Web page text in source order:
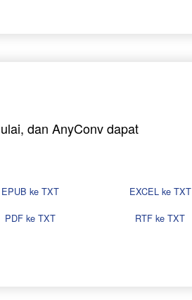
dan AnyConv dapat
EPUB ke TXT
EXCEL ke TXT
PDF ke TXT
RTF ke TXT